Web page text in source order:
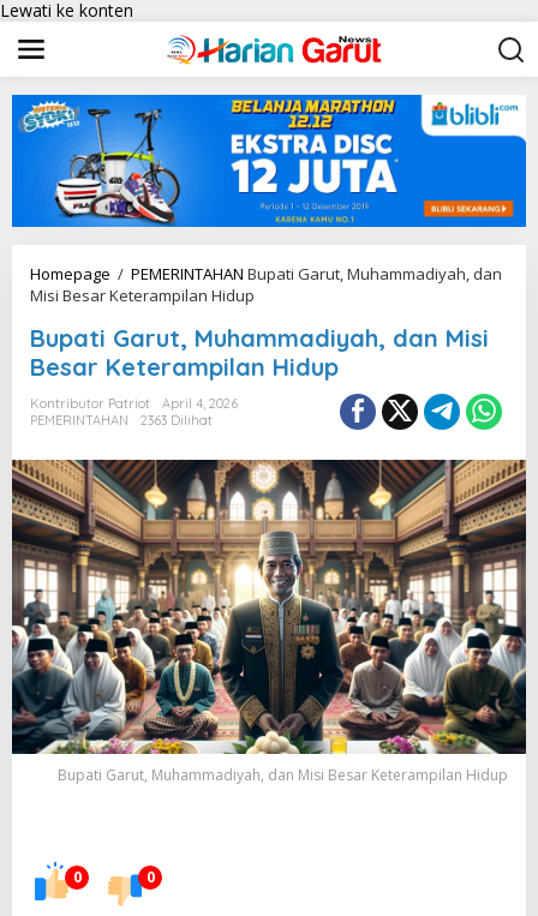
Lewati ke konten
Homepage / PEMERINTAHAN Bupati Garut, Muhammadiyah, dan
Misi Besar Keterampilan Hidup
Bupati Garut, Muhammadiyah, dan Misi
Besar Keterampilan Hidup
Kontributor Patriot
April 4, 2026
PEMERINTAHAN
2363 Dilihat
Bupati Garut, Muhammadiyah, dan Misi Besar Keterampilan Hidup
0 0